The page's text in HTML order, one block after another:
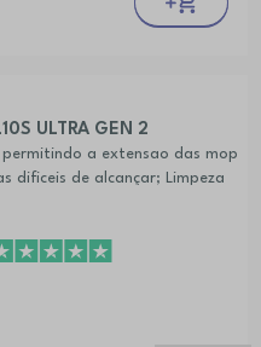
ULTRA GEN 2
permitindo a extensao das mop
dificeis de alcançar; Limpeza